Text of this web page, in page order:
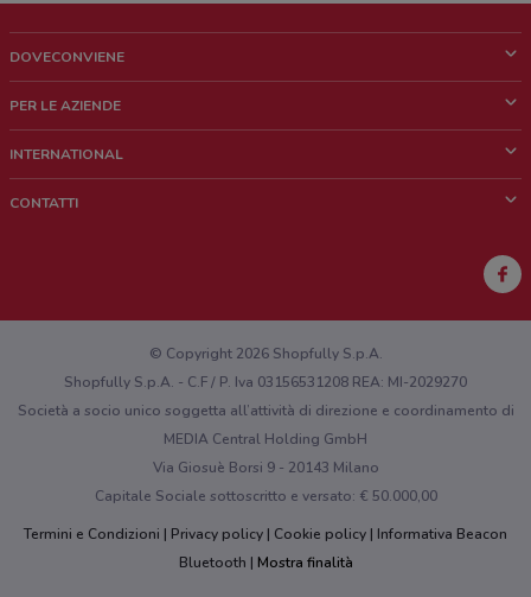
DOVECONVIENE
Chi siamo
Lavora con noi
PER LE AZIENDE
Richieste commerciali e marketing
INTERNATIONAL
CONTATTI
Hai un malfunzionamento sul web o sull'app?
© Copyright 2026 Shopfully S.p.A.
Shopfully S.p.A. - C.F / P. Iva 03156531208 REA: MI-2029270
Società a socio unico soggetta all’attività di direzione e coordinamento di
MEDIA Central Holding GmbH
Via Giosuè Borsi 9 - 20143 Milano
Capitale Sociale sottoscritto e versato: € 50.000,00
Termini e Condizioni
Privacy policy Cookie policy
Informativa Beacon
Bluetooth
Mostra finalità